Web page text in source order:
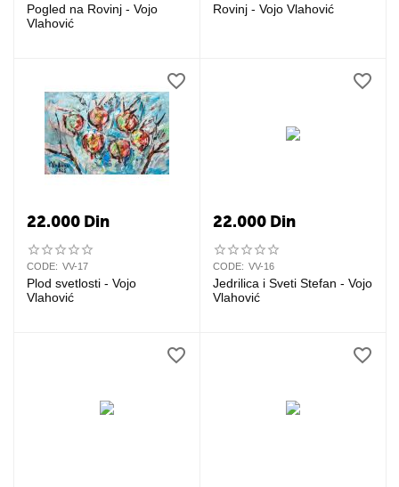
Pogled na Rovinj - Vojo
Vlahović
Rovinj - Vojo Vlahović
22.000 Din
CODE: VV-17
Plod svetlosti - Vojo
Vlahović
22.000 Din
CODE: VV-16
Jedrilica i Sveti Stefan - Vojo
Vlahović